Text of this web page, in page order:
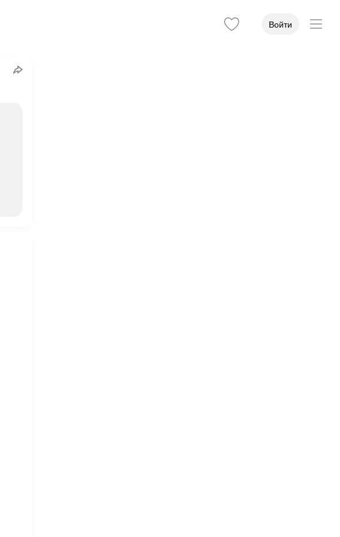
Войти